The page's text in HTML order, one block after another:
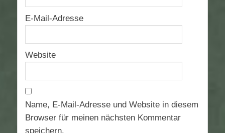
E-Mail-Adresse
Website
Name, E-Mail-Adresse und Website in diesem
Browser für meinen nächsten Kommentar
speichern.